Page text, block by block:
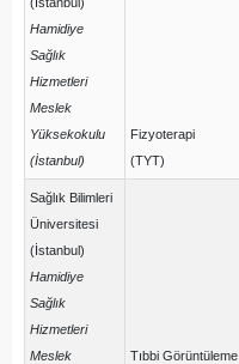
Hamidiye
Sağlık
Hizmetleri
Meslek
Yüksekokulu
(İstanbul)
Fizyoterapi
(TYT)
Sağlık Bilimleri
Üniversitesi
(İstanbul)
Hamidiye
Sağlık
Hizmetleri
Meslek
Tıbbi Görüntüleme